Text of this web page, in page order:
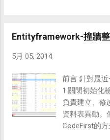
會造成大量的查詢次數 ps:這
ProxyCreationEnable設為
性的資料需自行下Include()。
不知還有沒有其他潛在問題
下簡單測試 1.IQueryable to
2.Include()是否取得到導覽屬
的查詢方式，一次載入
導覽屬性的集合資料是否可
Entityframework-撞牆
5月 05, 2014
前言 針對最
1.關閉初始化
負責建立、修
資料表異動。
CodeFirst的方